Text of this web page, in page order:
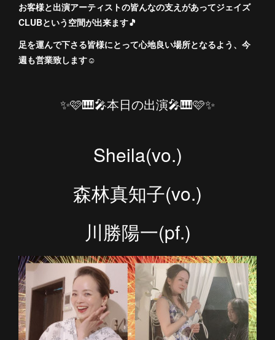
お客様と出演アーティストの皆んなの支えがあってジェイズ
CLUBという空間が出来ます🎵
足を運んで下さる皆様にとって心地良い場所となるよう、今
週も営業致します☺️
✨🩷🎹🎤本日の出演🎤🎹🩷✨
Sheila(vo.)
森林真知子(vo.)
川勝陽一(pf.)